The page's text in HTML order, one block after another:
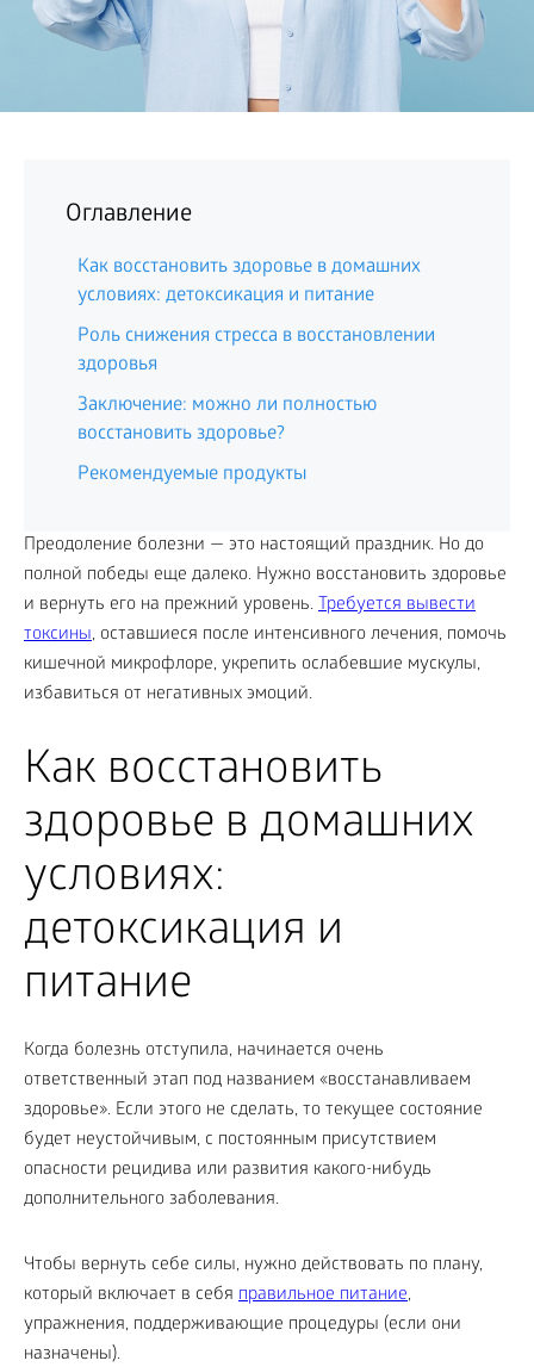
Оглавление
Как восстановить здоровье в домашних
условиях: детоксикация и питание
Роль снижения стресса в восстановлении
здоровья
Заключение: можно ли полностью
восстановить здоровье?
Рекомендуемые продукты
Преодоление болезни — это настоящий праздник. Но до
полной победы еще далеко. Нужно восстановить здоровье
и вернуть его на прежний уровень. Требуется вывести
токсины, оставшиеся после интенсивного лечения, помочь
кишечной микрофлоре, укрепить ослабевшие мускулы,
избавиться от негативных эмоций.
Как восстановить
здоровье в домашних
условиях:
детоксикация и
питание
Когда болезнь отступила, начинается очень
ответственный этап под названием «восстанавливаем
здоровье». Если этого не сделать, то текущее состояние
будет неустойчивым, с постоянным присутствием
опасности рецидива или развития какого-нибудь
дополнительного заболевания.
Чтобы вернуть себе силы, нужно действовать по плану,
который включает в себя правильное питание,
упражнения, поддерживающие процедуры (если они
назначены).